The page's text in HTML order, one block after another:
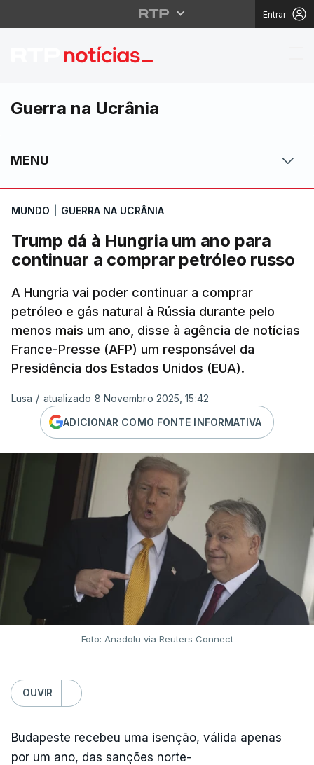
Entrar
Trump dá à Hungria
Guerra na Ucrânia
MENU
MUNDO GUERRA NA UCRÂNIA
Trump dá à Hungria um ano para
continuar a comprar petróleo russo
A Hungria vai poder continuar a comprar
petróleo e gás natural à Rússia durante pelo
menos mais um ano, disse à agência de notícias
France-Presse (AFP) um responsável da
Presidência dos Estados Unidos (EUA).
Lusa / atualizado 8 Novembro 2025, 15:42
ADICIONAR COMO FONTE INFORMATIVA
Foto: Anadolu via Reuters Connect
OUVIR
Budapeste recebeu uma isenção, válida apenas
por um ano, das sanções norte-